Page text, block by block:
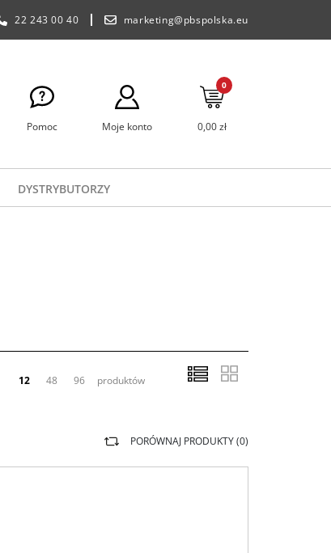
22 243 00 40 marketing@pbspolska.eu
Pomoc Moje konto
0
0,00 zł
DYSTRYBUTORZY
12 48 96 produktów
PORÓWNAJ PRODUKTY (0)